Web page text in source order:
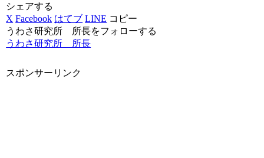
シェアする
X Facebook はてブ LINE コピー
うわさ研究所 所長をフォローする
うわさ研究所 所長
スポンサーリンク